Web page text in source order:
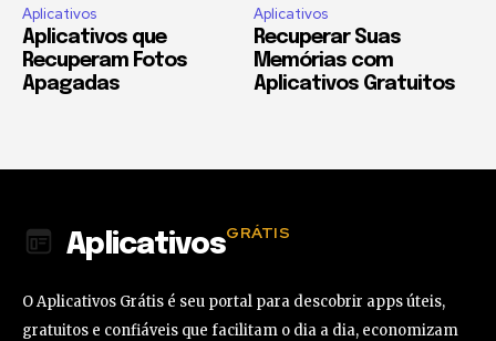
Aplicativos
Aplicativos que
Recuperam Fotos
Apagadas
Aplicativos
Recuperar Suas
Memórias com
Aplicativos Gratuitos
AplicativosGRÁTIS
O Aplicativos Grátis é seu portal para descobrir apps úteis,
gratuitos e confiáveis que facilitam o dia a dia, economizam